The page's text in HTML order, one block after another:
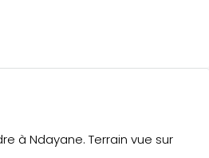
à Ndayane. Terrain vue sur